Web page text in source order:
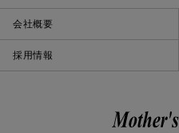
会社概要
採用情報